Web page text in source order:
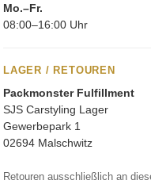
Mo.–Fr.
08:00–16:00 Uhr
LAGER / RETOUREN
Packmonster Fulfillment
SJS Carstyling Lager
Gewerbepark 1
02694 Malschwitz
Retouren ausschließlich an